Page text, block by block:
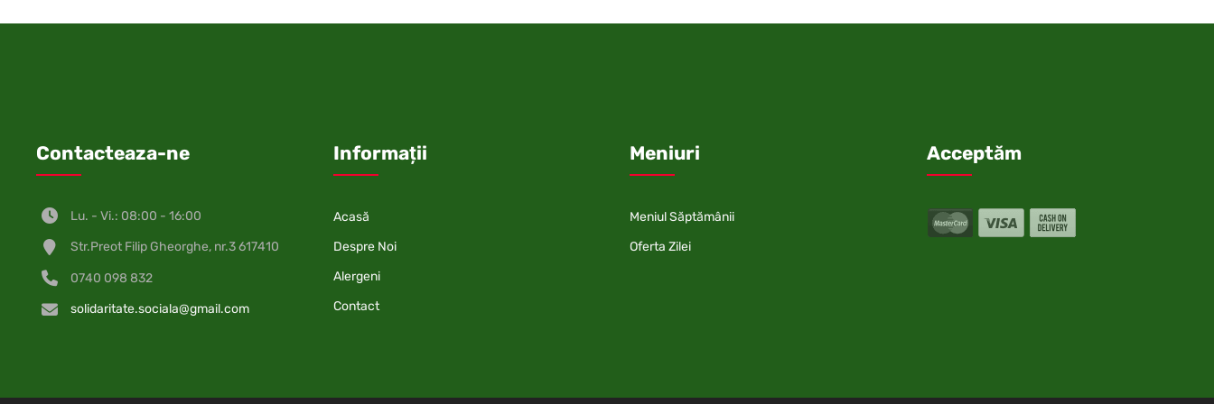
Contacteaza-ne
Lu. - Vi.: 08:00 - 16:00
Str.Preot Filip Gheorghe, nr.3 617410
0740 098 832
solidaritate.sociala@gmail.com
Informații
Acasă
Despre Noi
Alergeni
Contact
Meniuri
Meniul Săptămânii
Oferta Zilei
Acceptăm